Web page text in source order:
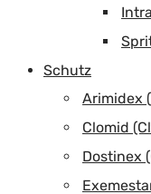
Schutz
Arimidex
Clomid
Dostinex